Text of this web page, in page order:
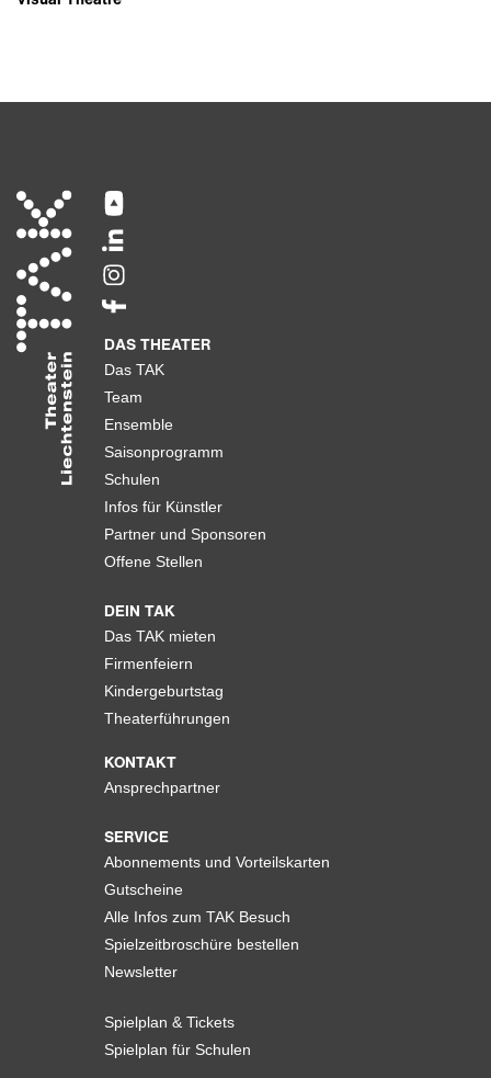
DAS THEATER
Das TAK
Team
Ensemble
Saisonprogramm
Schulen
Infos für Künstler
Partner und Sponsoren
Offene Stellen
DEIN TAK
Das TAK mieten
Firmenfeiern
Kindergeburtstag
Theaterführungen
KONTAKT
Ansprechpartner
SERVICE
Abonnements und Vorteilskarten
Gutscheine
Alle Infos zum TAK Besuch
Spielzeitbroschüre bestellen
Newsletter
Spielplan & Tickets
Spielplan für Schulen